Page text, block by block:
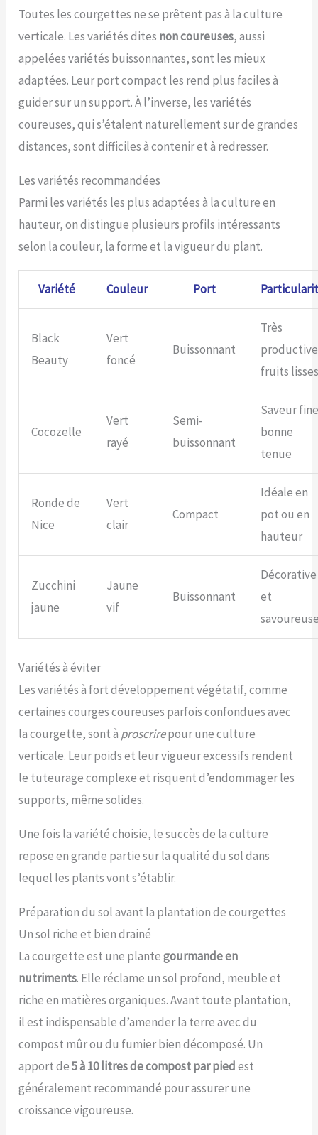
Toutes les courgettes ne se prêtent pas à la culture
verticale. Les variétés dites non coureuses, aussi
appelées variétés buissonnantes, sont les mieux
adaptées. Leur port compact les rend plus faciles à
guider sur un support. À l’inverse, les variétés
coureuses, qui s’étalent naturellement sur de grandes
distances, sont difficiles à contenir et à redresser.
Les variétés recommandées
Parmi les variétés les plus adaptées à la culture en
hauteur, on distingue plusieurs profils intéressants
selon la couleur, la forme et la vigueur du plant.
Variété Couleur Port
Black
Beauty
Vert
foncé
Buissonnant
Très
fruits
Cocozelle
Vert
rayé
Semi-
buissonnant
Saveur
bonne
tenue
Ronde de
Nice
Vert
clair
Compact
Idéale en
pot ou en
hauteur
Zucchini
jaune
Jaune
vif
Buissonnant
Décorative
et
Variétés à éviter
Les variétés à fort développement végétatif, comme
certaines courges coureuses parfois confondues avec
la courgette, sont à proscrirepour une culture
verticale. Leur poids et leur vigueur excessifs rendent
le tuteurage complexe et risquent d’endommager les
supports, même solides.
Une fois la variété choisie, le succès de la culture
repose en grande partie sur la qualité du sol dans
lequel les plants vont s’établir.
Préparation du sol avant la plantation de courgettes
Un sol riche et bien drainé
La courgette est une plantegourmande en
nutriments. Elle réclame un sol profond, meuble et
riche en matières organiques. Avant toute plantation,
il est indispensable d’amender la terre avec du
compost mûr ou du fumier bien décomposé. Un
apport de5 à 10 litres de compost par piedest
généralement recommandé pour assurer une
croissance vigoureuse.